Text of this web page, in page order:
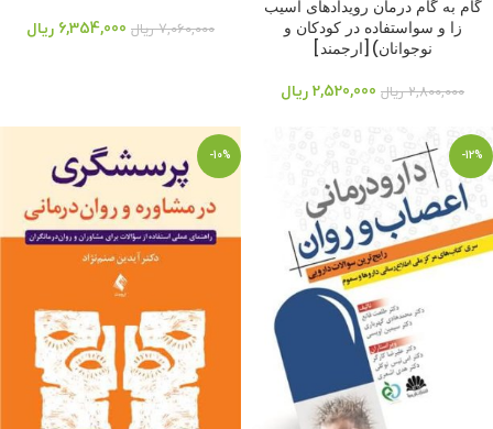
گام به گام درمان رویدادهای آسیب
زا و سواستفاده در کودکان و
نوجوانان)[ارجمند]
2,800,000 ریال 2,520,000 ریال
7,060,000 ریال 6,354,000 ریال
-12%
-10%